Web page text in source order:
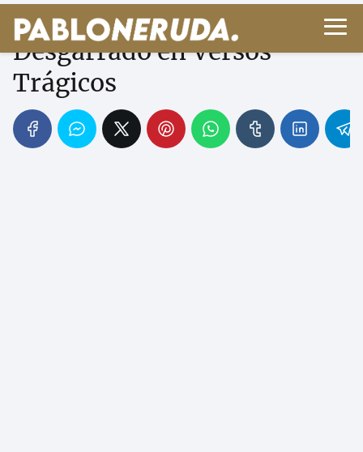
Miguel Hernández: El Grito
Desgarrado en Versos
Trágicos